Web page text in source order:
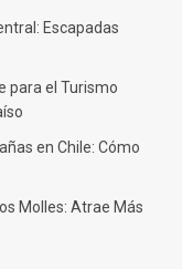
Escapadas
para el Turismo
en Chile: Cómo
Molles: Atrae Más